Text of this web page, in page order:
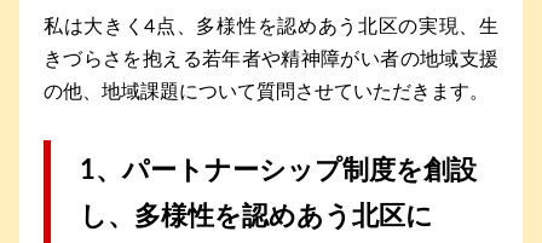
私は大きく4点、多様性を認めあう北区の実現、生
きづらさを抱える若年者や精神障がい者の地域支援
の他、地域課題について質問させていただきます。
1、パートナーシップ制度を創設
し、多様性を認めあう北区に